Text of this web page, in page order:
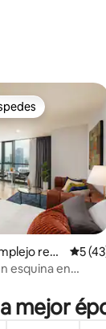
evaluaciones
más
resi
5
esquina en
mejor